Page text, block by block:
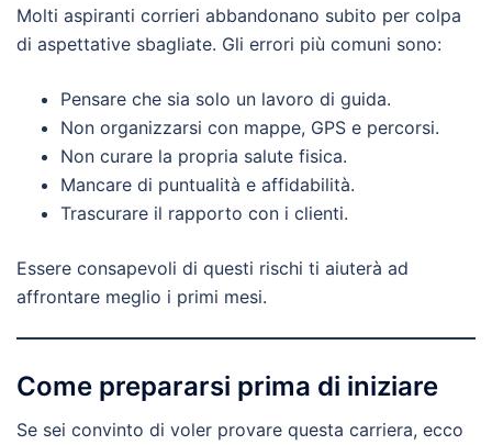
Molti aspiranti corrieri abbandonano subito per colpa
di aspettative sbagliate. Gli errori più comuni sono:
Pensare che sia solo un lavoro di guida.
Non organizzarsi con mappe, GPS e percorsi.
Non curare la propria salute fisica.
Mancare di puntualità e affidabilità.
Trascurare il rapporto con i clienti.
Essere consapevoli di questi rischi ti aiuterà ad
affrontare meglio i primi mesi.
Come prepararsi prima di iniziare
Se sei convinto di voler provare questa carriera, ecco